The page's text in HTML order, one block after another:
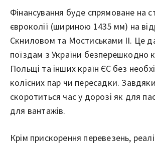
Фінансування буде спрямоване на
євроколії (шириною 1435 мм) на
Скниловом та Мостиськами ІІ. Це
поїздам з України безперешкодно
Польщі та інших країн ЄС без
колісних пар чи пересадки.
скоротиться час у дорозі як для
для вантажів.
Крім прискорення перевезень,